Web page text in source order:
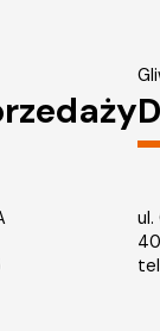
ul.